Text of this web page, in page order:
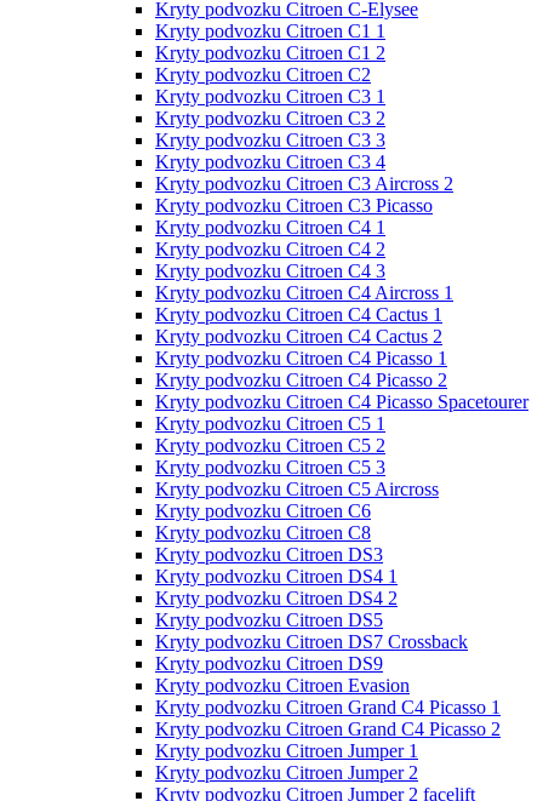
Kryty podvozku Citroen C-Elysee
Kryty podvozku Citroen C1 1
Kryty podvozku Citroen C1 2
Kryty podvozku Citroen C2
Kryty podvozku Citroen C3 1
Kryty podvozku Citroen C3 2
Kryty podvozku Citroen C3 3
Kryty podvozku Citroen C3 4
Kryty podvozku Citroen C3 Aircross 2
Kryty podvozku Citroen C3 Picasso
Kryty podvozku Citroen C4 1
Kryty podvozku Citroen C4 2
Kryty podvozku Citroen C4 3
Kryty podvozku Citroen C4 Aircross 1
Kryty podvozku Citroen C4 Cactus 1
Kryty podvozku Citroen C4 Cactus 2
Kryty podvozku Citroen C4 Picasso 1
Kryty podvozku Citroen C4 Picasso 2
Kryty podvozku Citroen C4 Picasso Spacetourer
Kryty podvozku Citroen C5 1
Kryty podvozku Citroen C5 2
Kryty podvozku Citroen C5 3
Kryty podvozku Citroen C5 Aircross
Kryty podvozku Citroen C6
Kryty podvozku Citroen C8
Kryty podvozku Citroen DS3
Kryty podvozku Citroen DS4 1
Kryty podvozku Citroen DS4 2
Kryty podvozku Citroen DS5
Kryty podvozku Citroen DS7 Crossback
Kryty podvozku Citroen DS9
Kryty podvozku Citroen Evasion
Kryty podvozku Citroen Grand С4 Picasso 1
Kryty podvozku Citroen Grand С4 Picasso 2
Kryty podvozku Citroen Jumper 1
Kryty podvozku Citroen Jumper 2
Kryty podvozku Citroen Jumper 2 facelift